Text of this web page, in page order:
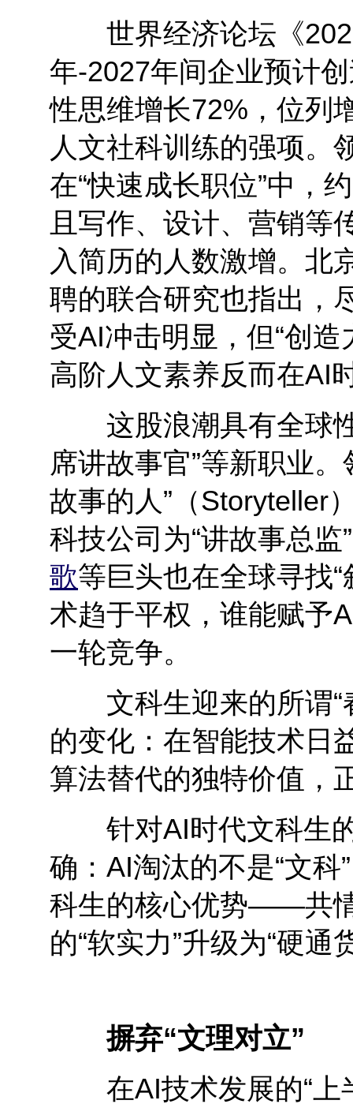
世界经济论坛《
年-2027年间企业预计
性思维增长72%，位列
人文社科训练的强项。
在“快速成长职位”中，
且写作、设计、营销等
入简历的人数激增。北
聘的联合研究也指出，
受AI冲击明显，但“创
高阶人文素养反而在AI
这股浪潮具有全球
席讲故事官”等新职业
故事的人”（Storyteller
科技公司为“讲故事总
歌等巨头也在全球寻找
术趋于平权，谁能赋予
一轮竞争。
文科生迎来的所谓“
的变化：在智能技术日
算法替代的独特价值，
针对AI时代文科生的
确：AI淘汰的不是“文科
科生的核心优势——共
的“软实力”升级为“硬通
摒弃“文理对立”
在AI技术发展的“上